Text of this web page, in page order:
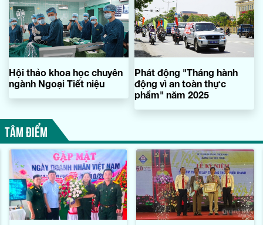
Hội thảo khoa học chuyên
ngành Ngoại Tiết niệu
Phát động "Tháng hành
động vì an toàn thực
phẩm" năm 2025
TÂM ĐIỂM